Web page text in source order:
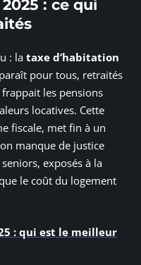
: ce qui
: la taxe d’habitation
pour tous, retraités
les pensions
locatives. Cette
fiscale, met fin à un
manque de justice
exposés à la
le coût du logement
: qui est le meilleur